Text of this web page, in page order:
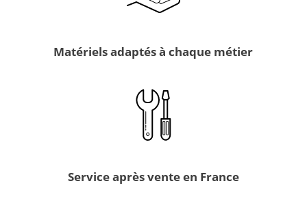
Matériels adaptés à chaque métier
Service après vente en France